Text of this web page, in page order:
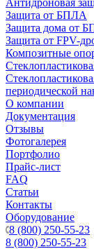
Антидроновая
Защита от БПЛА
Защита дома от
Защита от FPV-
Композитные
периодической
О компании
Документация
Отзывы
Фотогалерея
Портфолио
Прайс-лист
FAQ
Статьи
Контакты
Оборудование
8 (800) 250-55-23
8 (800) 250-55-23